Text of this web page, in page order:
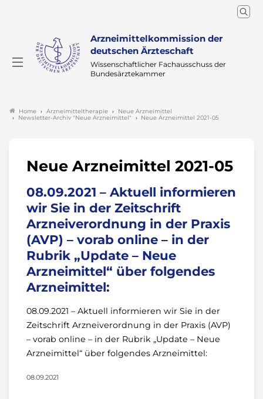
Arzneimittelkommission der
deutschen Ärzteschaft
Wissenschaftlicher Fachausschuss der
Bundesärztekammer
Home Arzneimitteltherapie
Neue Arzneimittel
Newsletter-Archiv "Neue Arzneimittel"
Neue Arzneimittel 2021-05
Neue Arzneimittel 2021-05
08.09.2021 – Aktuell informieren
wir Sie in der Zeitschrift
Arzneiverordnung in der Praxis
(AVP) – vorab online – in der
Rubrik „Update – Neue
Arzneimittel“ über folgendes
Arzneimittel:
08.09.2021 – Aktuell informieren wir Sie in der
Zeitschrift Arzneiverordnung in der Praxis (AVP)
– vorab online – in der Rubrik „Update – Neue
Arzneimittel“ über folgendes Arzneimittel:
08.09.2021